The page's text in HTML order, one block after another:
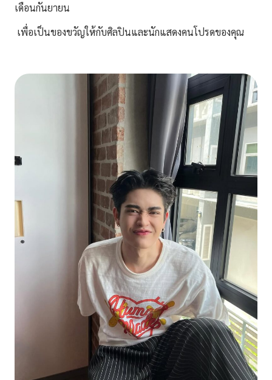
เดือนกันยายน
เพื่อเป็นของขวัญให้กับศิลปินและนักแสดงคนโปรดของคุณ